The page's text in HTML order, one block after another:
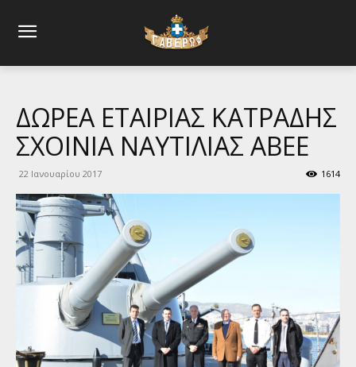
ΔΩΡΕΑ ΕΤΑΙΡΙΑΣ ΚΑΤΡΑΔΗΣ
ΣΧΟΙΝΙΑ ΝΑΥΤΙΛΙΑΣ ΑΒΕΕ
22 Ιανουαρίου 2017 1614